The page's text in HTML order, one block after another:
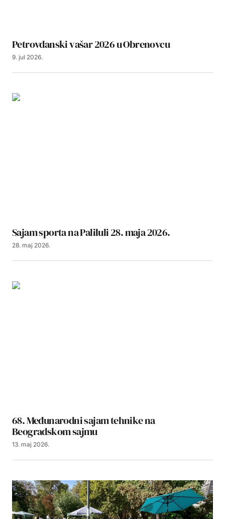
Petrovdanski vašar 2026 u Obrenovcu
9. jul 2026.
Sajam sporta na Paliluli 28. maja 2026.
28. maj 2026.
68. Međunarodni sajam tehnike na
Beogradskom sajmu
13. maj 2026.